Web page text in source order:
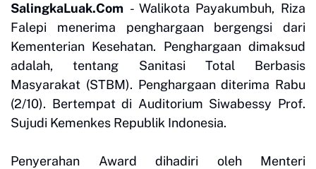
SalingkaLuak.Com - Walikota Payakumbuh, Riza
Falepi menerima penghargaan bergengsi dari
Kementerian Kesehatan. Penghargaan dimaksud
adalah, tentang Sanitasi Total Berbasis
Masyarakat (STBM). Penghargaan diterima Rabu
(2/10). Bertempat di Auditorium Siwabessy Prof.
Sujudi Kemenkes Republik Indonesia.
Penyerahan Award dihadiri oleh Menteri